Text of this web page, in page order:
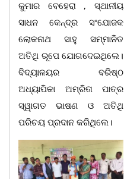
କୁମାର ବେହେରା , ସ୍ଥାନୀୟ
ସାଧନ କେନ୍ଦ୍ର ସଂଯୋଜକ
ଲୋକନାଥ ସାହୁ ସମ୍ମାନିତ
ଅତିଥି ରୂପେ ଯୋଗଦେଇଥିଲେ।
ବିଦ୍ୟାଳୟର ବରିଷ୍ଠ
ଅଧ୍ୟାପିକା ଅମ୍ରିତା ପାତ୍ର
ସ୍ୱାଗତ ଭାଷଣ ଓ ଅତିଥି
ପରିଚୟ ପ୍ରଦାନ କରିଥିଲେ।